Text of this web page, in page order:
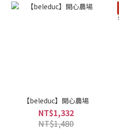
【beleduc】開心農場
NT$1,332
NT$1,480